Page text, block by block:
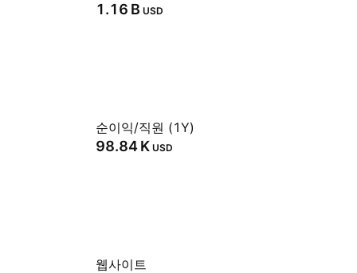
‪1.16 B‬ USD
순이익/직원 (1Y)
‪98.84 K‬ USD
웹사이트